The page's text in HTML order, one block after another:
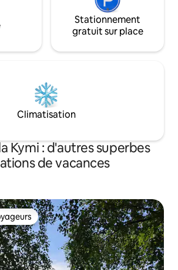
Stationnement
gratuit sur place
Climatisation
Kymi : d'autres superbes
de vacances